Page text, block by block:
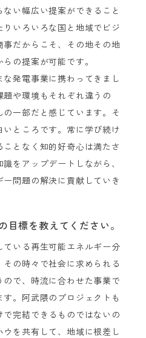
い幅広い提案ができること
いろいろな国と地域でビジ
だからこそ、その地その地
の提案が可能です。
発電事業に携わってきまし
や環境もそれぞれ違うの
一部だと感じています。そ
ところです。常に学び続け
となく知的好奇心は満たさ
をアップデートしながら、
問題の解決に貢献していき
標を教えてください。
いる再生可能エネルギー分
の時々で社会に求められる
ので、時流に合わせた事業で
。阿武隈のプロジェクトも
完結できるものではないの
を共有して、地域に根差し